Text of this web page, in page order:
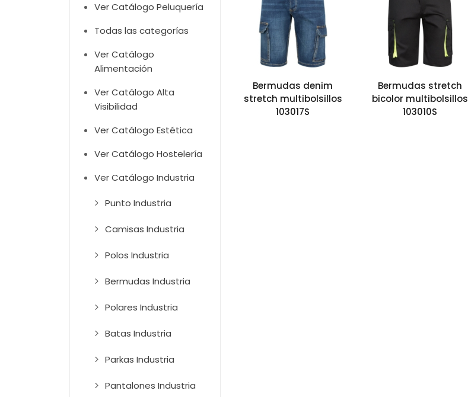
Ver Catálogo Peluquería
Todas las categorías
Ver Catálogo
Alimentación
Ver Catálogo Alta
Visibilidad
Ver Catálogo Estética
Ver Catálogo Hostelería
Ver Catálogo Industria
Punto Industria
Camisas Industria
Polos Industria
Bermudas Industria
Polares Industria
Batas Industria
Parkas Industria
Pantalones Industria
Bermudas denim
stretch multibolsillos
103017S
Bermudas stretch
bicolor multibolsillos
103010S